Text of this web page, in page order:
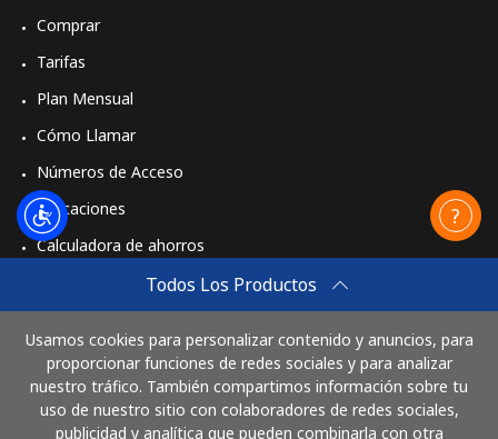
Todos Los Productos
Usamos cookies para personalizar contenido y anuncios, para
proporcionar funciones de redes sociales y para analizar
nuestro tráfico. También compartimos información sobre tu
uso de nuestro sitio con colaboradores de redes sociales,
publicidad y analítica que pueden combinarla con otra
Comprar
Tarifas
Plan Mensual
Cómo Llamar
Números de Acceso
Aplicaciones
Calculadora de ahorros
Comprar
Cómo funciona